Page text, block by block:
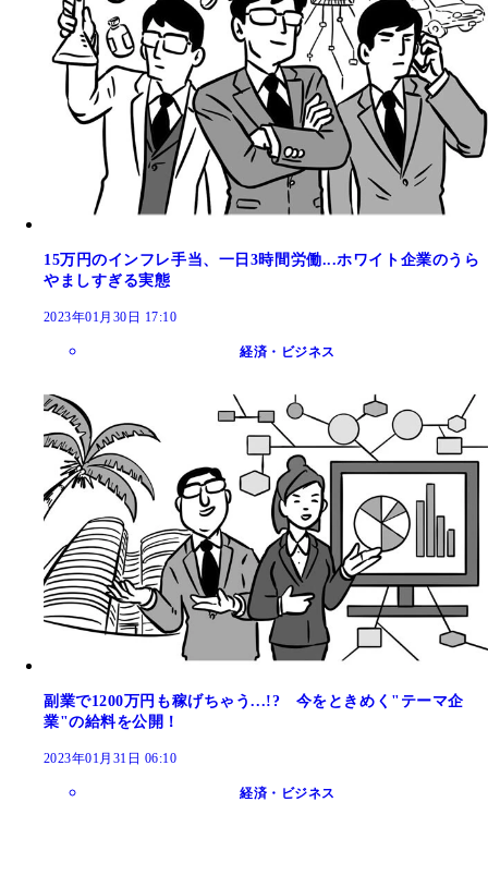
15万円のインフレ手当、一日3時間労働...ホワイト企業のうら
やましすぎる実態
2023年01月30日 17:10
経済・ビジネス
副業で1200万円も稼げちゃう...!? 今をときめく"テーマ企
業"の給料を公開！
2023年01月31日 06:10
経済・ビジネス